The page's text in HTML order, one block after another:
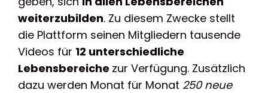
weiterzubilden. Zu diesem Zwecke stellt
die Plattform seinen Mitgliedern tausende
Videos für 12 unterschiedliche
Lebensbereiche zur Verfügung. Zusätzlich
dazu werden Monat für Monat 250 neue